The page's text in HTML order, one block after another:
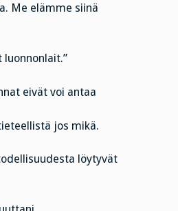
Me elämme siinä
luonnonlait.”
eivät voi antaa
jos mikä.
löytyvät